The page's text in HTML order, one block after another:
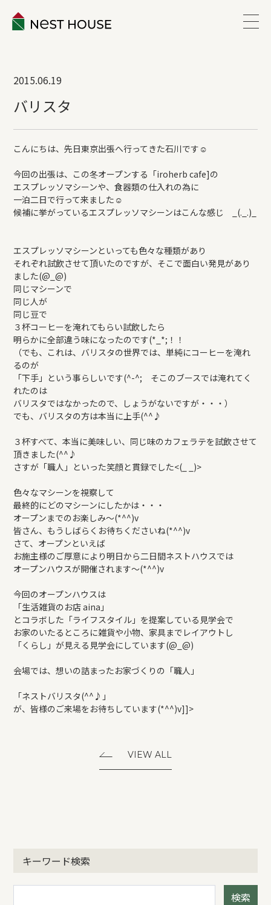
ABOUT
LINEUP
VOICE
ESTATE
REFORM
BLOG
COMPANY
モデルハウス来場予約
新築住宅のお問い合わせ
リフォームのお問い合わせ
2015.06.19
バリスタ
こんにちは、先日東京出張へ行ってきた石川です☺
今回の出張は、この冬オープンする「iroherb cafe]の
エスプレッソマシーンや、食器類の仕入れの為に
一泊二日で行って来ました☺
候補に挙がっているエスプレッソマシーンはこんな感じ _(._.)_
エスプレッソマシーンといっても色々な種類があり
それぞれ試飲させて頂いたのですが、そこで面白い発見があり
ました(@_@)
同じマシーンで
同じ人が
同じ豆で
３杯コーヒーを淹れてもらい試飲したら
明らかに全部違う味になったのです(*_*;！！
（でも、これは、バリスタの世界では、単純にコーヒーを淹れ
るのが
「下手」という事らしいです(^-^; そこのブースでは淹れてく
れたのは
バリスタではなかったので、しょうがないですが・・・）
でも、バリスタの方は本当に上手(^^♪
３杯すべて、本当に美味しい、同じ味のカフェラテを試飲させて
頂きました(^^♪
さすが「職人」といった笑顔と貫録でした<(_ _)>
色々なマシーンを視察して
最終的にどのマシーンにしたかは・・・
オープンまでのお楽しみ～(*^^)v
皆さん、もうしばらくお待ちくださいね(*^^)v
さて、オープンといえば
お施主様のご厚意により明日から二日間ネストハウスでは
オープンハウスが開催されます～(*^^)v
今回のオープンハウスは
「生活雑貨のお店 aina」
とコラボした「ライフスタイル」を提案している見学会で
お家のいたるところに雑貨や小物、家具までレイアウトし
「くらし」が見える見学会にしています(@_@)
会場では、想いの詰まったお家づくりの「職人」
「ネストバリスタ(^^♪」
が、皆様のご来場をお待ちしています(*^^)v]]>
キーワード検索
検索
VIEW ALL